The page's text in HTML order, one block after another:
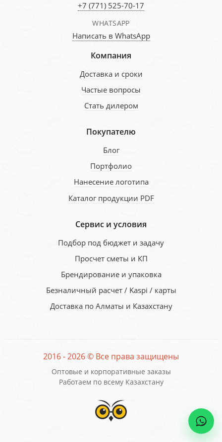
+7 (771) 525-70-17
WHATSAPP
Написать в WhatsApp
Компания
Доставка и сроки
Частые вопросы
Стать дилером
Покупателю
Блог
Портфолио
Нанесение логотипа
Каталог продукции PDF
Сервис и условия
Подбор под бюджет и задачу
Просчет сметы и КП
Брендирование и упаковка
Безналичный расчет / Kaspi / карты
Доставка по Алматы и Казахстану
2016 - 2026 © Все права защищены
Оптовые и корпоративные заказы
Работаем по всему Казахстану